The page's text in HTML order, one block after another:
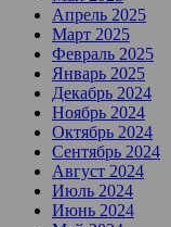
Апрель 2025
Март 2025
Февраль 2025
Январь 2025
Декабрь 2024
Ноябрь 2024
Октябрь 2024
Сентябрь 2024
Август 2024
Июль 2024
Июнь 2024